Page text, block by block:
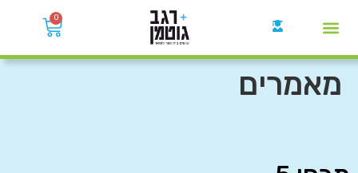
0
מאמרים